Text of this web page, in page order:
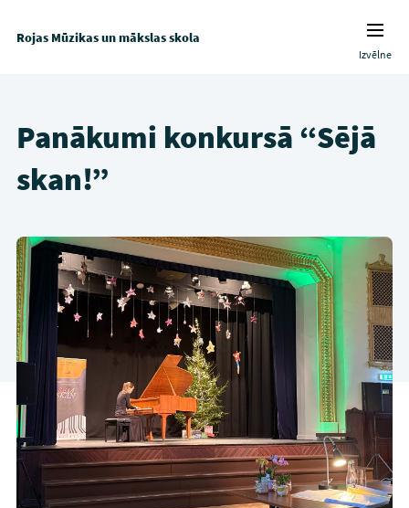
Rojas Mūzikas un mākslas skola
Izvēlne
Panākumi konkursā “Sējā
skan!”